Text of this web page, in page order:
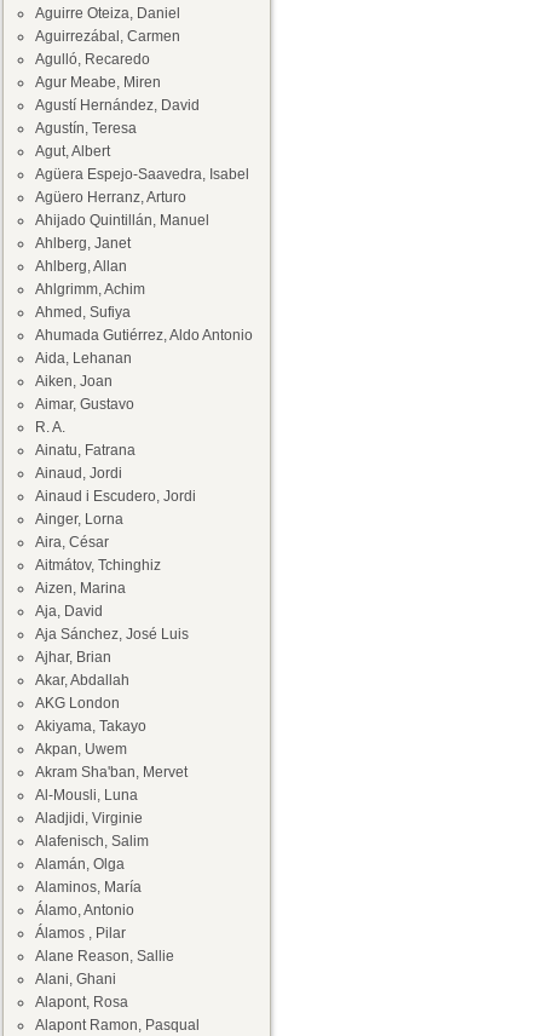
Aguirre Oteiza, Daniel
Aguirrezábal, Carmen
Agulló, Recaredo
Agur Meabe, Miren
Agustí Hernández, David
Agustín, Teresa
Agut, Albert
Agüera Espejo-Saavedra, Isabel
Agüero Herranz, Arturo
Ahijado Quintillán, Manuel
Ahlberg, Janet
Ahlberg, Allan
Ahlgrimm, Achim
Ahmed, Sufiya
Ahumada Gutiérrez, Aldo Antonio
Aida, Lehanan
Aiken, Joan
Aimar, Gustavo
R. A.
Ainatu, Fatrana
Ainaud, Jordi
Ainaud i Escudero, Jordi
Ainger, Lorna
Aira, César
Aitmátov, Tchinghiz
Aizen, Marina
Aja, David
Aja Sánchez, José Luis
Ajhar, Brian
Akar, Abdallah
AKG London
Akiyama, Takayo
Akpan, Uwem
Akram Sha'ban, Mervet
Al-Mousli, Luna
Aladjidi, Virginie
Alafenisch, Salim
Alamán, Olga
Alaminos, María
Álamo, Antonio
Álamos , Pilar
Alane Reason, Sallie
Alani, Ghani
Alapont, Rosa
Alapont Ramon, Pasqual